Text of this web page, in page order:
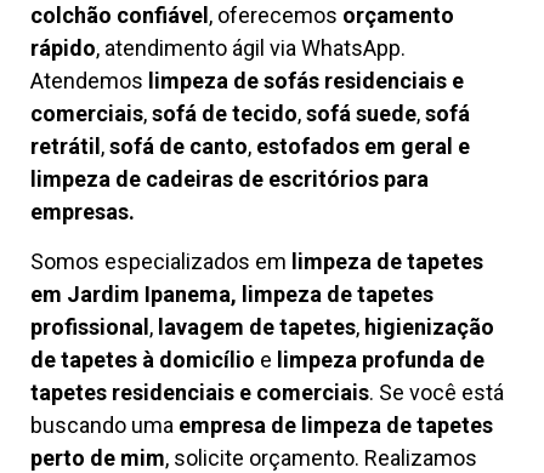
colchão confiável, oferecemos orçamento
rápido, atendimento ágil via WhatsApp.
Atendemos limpeza desofás residenciais e
comerciais,sofá de tecido,sofá suede,sofá
retrátil,sofá de canto, estofados em geral e
limpeza de cadeiras de escritórios para
empresas.
Somos especializados em limpeza de tapetes
em Jardim Ipanema, limpeza de tapetes
profissional , lavagem de tapetes, higienização
de tapetes à domicílio e limpeza profunda de
tapetes residenciais e comerciais. Se você está
buscando uma empresa de limpeza de tapetes
perto de mim, solicite orçamento. Realizamos